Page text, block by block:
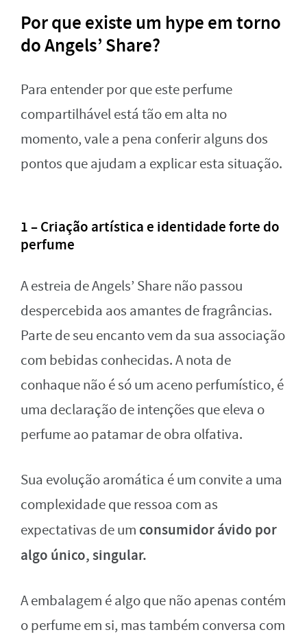
Por que existe um hype em torno
do Angels’ Share?
Para entender por que este perfume
compartilhável está tão em alta no
momento, vale a pena conferir alguns dos
pontos que ajudam a explicar esta situação.
1 – Criação artística e identidade forte do
perfume
A estreia de Angels’ Share não passou
despercebida aos amantes de fragrâncias.
Parte de seu encanto vem da sua associação
com bebidas conhecidas. A nota de
conhaque não é só um aceno perfumístico, é
uma declaração de intenções que eleva o
perfume ao patamar de obra olfativa.
Sua evolução aromática é um convite a uma
complexidade que ressoa com as
expectativas de um consumidor ávido por
algo único, singular.
A embalagem é algo que não apenas contém
o perfume em si, mas também conversa com